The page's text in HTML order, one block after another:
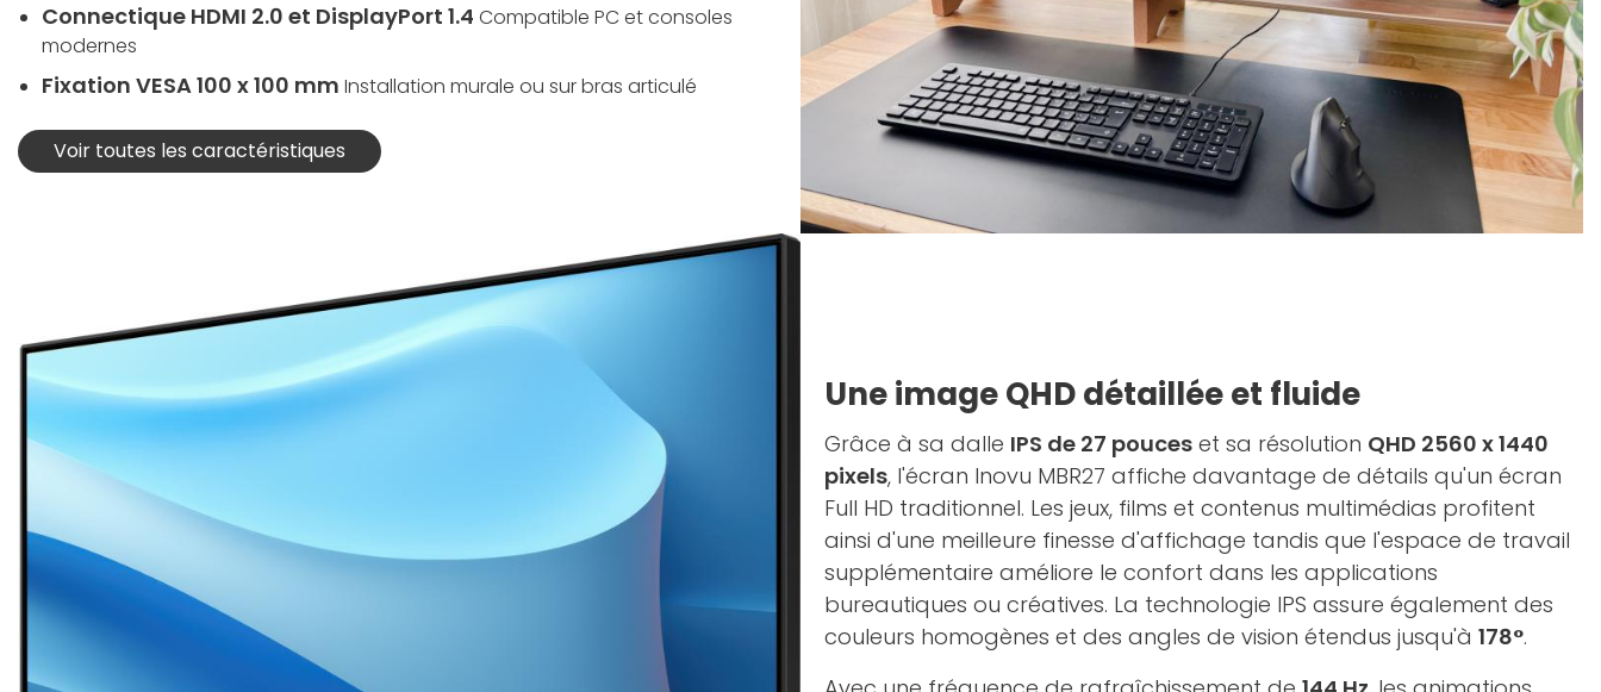
Connectique HDMI 2.0 et DisplayPort 1.4 Compatible PC et consoles
modernes
Fixation VESA 100 x 100 mm Installation murale ou sur bras articulé
Voir toutes les caractéristiques
Une image QHD détaillée et fluide
Grâce à sa dalle IPS de 27 pouces et sa résolution QHD 2560 x 1440
pixels, l'écran Inovu MBR27 affiche davantage de détails qu'un écran
Full HD traditionnel. Les jeux, films et contenus multimédias profitent
ainsi d'une meilleure finesse d'affichage tandis que l'espace de travail
supplémentaire améliore le confort dans les applications
bureautiques ou créatives. La technologie IPS assure également des
couleurs homogènes et des angles de vision étendus jusqu'à 178°.